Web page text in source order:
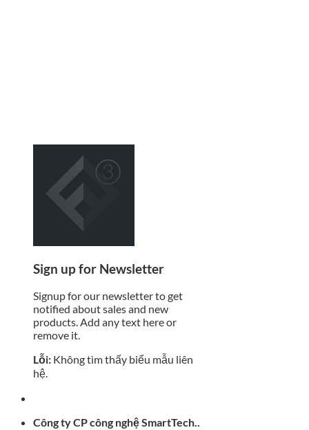
Sign up for Newsletter
Signup for our newsletter to get
notified about sales and new
products. Add any text here or
remove it.
Lỗi: Không tìm thấy biểu mẫu liên
hệ.
Công ty CP công nghệ SmartTech..